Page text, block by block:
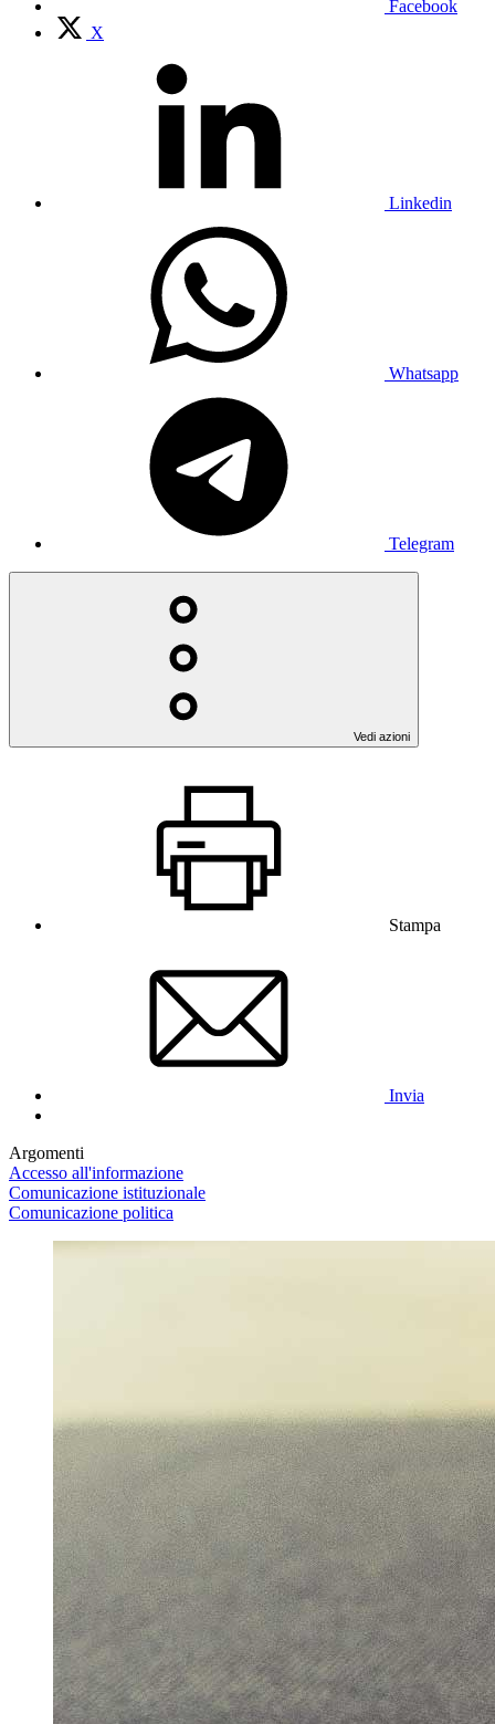
Facebook
X
Linkedin
Whatsapp
Telegram
Vedi azioni
Stampa
Invia
Argomenti
Accesso all'informazione
Comunicazione istituzionale
Comunicazione politica